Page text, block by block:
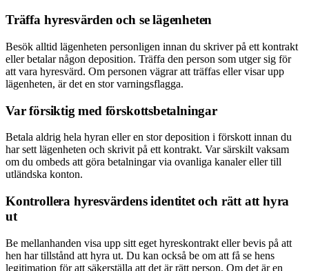
Träffa hyresvärden och se lägenheten
Besök alltid lägenheten personligen innan du skriver på ett kontrakt
eller betalar någon deposition. Träffa den person som utger sig för
att vara hyresvärd. Om personen vägrar att träffas eller visar upp
lägenheten, är det en stor varningsflagga.
Var försiktig med förskottsbetalningar
Betala aldrig hela hyran eller en stor deposition i förskott innan du
har sett lägenheten och skrivit på ett kontrakt. Var särskilt vaksam
om du ombeds att göra betalningar via ovanliga kanaler eller till
utländska konton.
Kontrollera hyresvärdens identitet och rätt att hyra
ut
Be mellanhanden visa upp sitt eget hyreskontrakt eller bevis på att
hen har tillstånd att hyra ut. Du kan också be om att få se hens
legitimation för att säkerställa att det är rätt person. Om det är en